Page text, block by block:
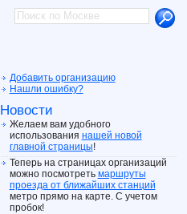
Добавить организацию
Нашли ошибку?
Новости
Желаем вам удобного
использования нашей новой
главной страницы!
Теперь на страницах организаций
можно посмотреть маршруты
проезда от ближайших станций
метро прямо на карте. С учетом
пробок!